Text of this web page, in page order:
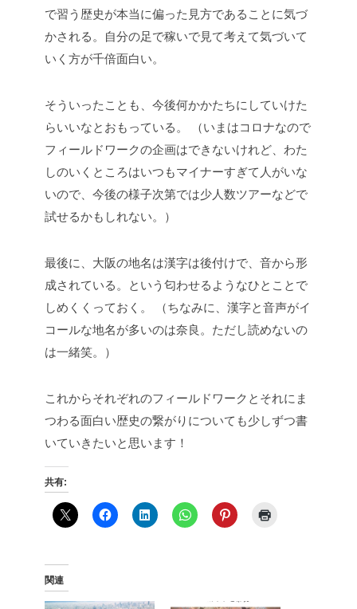
で習う歴史が本当に偏った見方であることに気づ
かされる。自分の足で稼いで見て考えて気づいて
いく方が千倍面白い。
そういったことも、今後何かかたちにしていけた
らいいなとおもっている。
（いまはコロナなので
フィールドワークの企画はできないけれど、わた
しのいくところはいつもマイナーすぎて人がいな
いので、今後の様子次第では少人数ツアーなどで
試せるかもしれない。）
最後に、大阪の地名は漢字は後付けで、音から形
成されている。という匂わせるようなひとことで
しめくくっておく。
（ちなみに、漢字と音声がイ
コールな地名が多いのは奈良。ただし読めないの
は一緒笑。）
これからそれぞれのフィールドワークとそれにま
つわる面白い歴史の繋がりについても少しずつ書
いていきたいと思います！
共有:
関連